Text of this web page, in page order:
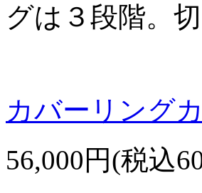
グは３段階。
カバーリング
56,000円(税込